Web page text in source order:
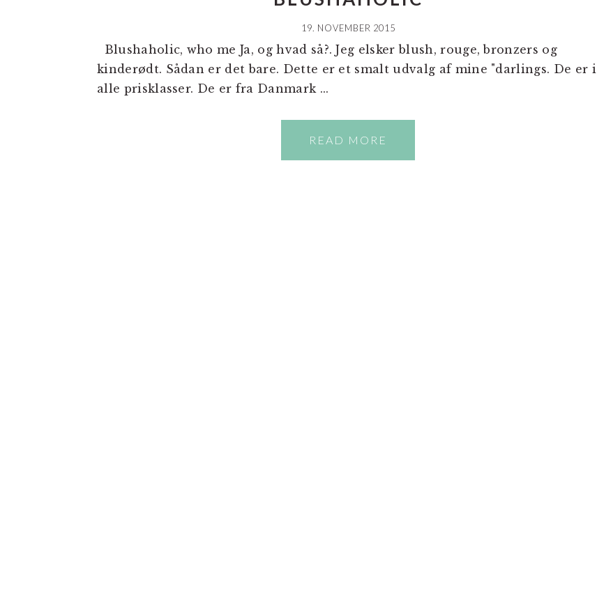
19. NOVEMBER 2015
Blushaholic, who me Ja, og hvad så?. Jeg elsker blush, rouge, bronzers og
kinderødt. Sådan er det bare. Dette er et smalt udvalg af mine "darlings. De er i
alle prisklasser. De er fra Danmark ...
READ MORE